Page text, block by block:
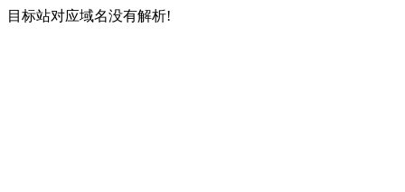
目标站对应域名没有解析!